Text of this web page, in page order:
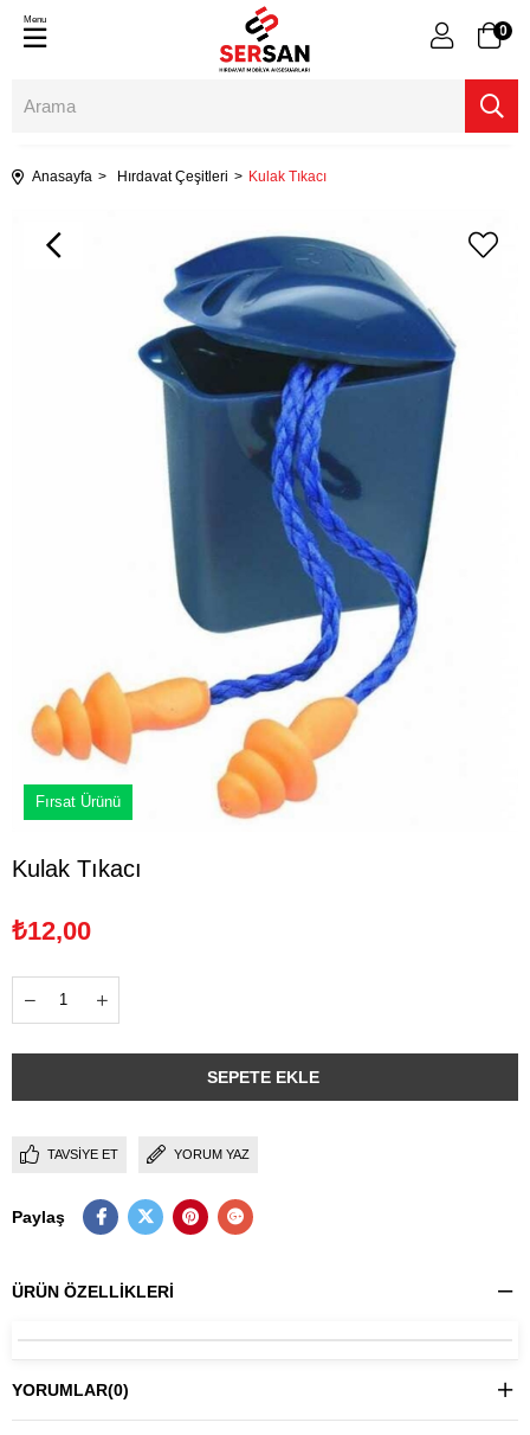
0
Menu
Anasayfa Hırdavat Çeşitleri Kulak Tıkacı
Fırsat Ürünü
Kulak Tıkacı
₺12,00
TAVSIYE ET YORUM YAZ
Paylaş
ÜRÜN ÖZELLIKLERI
YORUMLAR(0)